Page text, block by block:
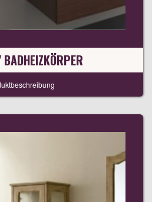
BADHEIZKÖRPER